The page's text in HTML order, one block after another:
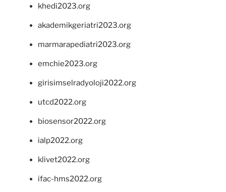
khedi2023.org
akademikgeriatri2023.org
marmarapediatri2023.org
emchie2023.org
girisimselradyoloji2022.org
utcd2022.org
biosensor2022.org
ialp2022.org
klivet2022.org
ifac-hms2022.org